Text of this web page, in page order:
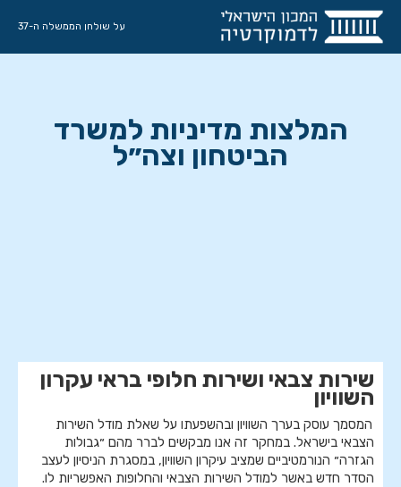
על שולחן הממשלה ה-37
המלצות מדיניות למשרד
הביטחון וצה״ל
שירות צבאי ושירות חלופי בראי עקרון
השוויון
המסמך עוסק בערך השוויון ובהשפעתו על שאלת מודל השירות
הצבאי בישראל. במחקר זה אנו מבקשים לברר מהם ״גבולות
הגזרה״ הנורמטיביים שמציב עיקרון השוויון, במסגרת הניסיון לעצב
הסדר חדש באשר למודל השירות הצבאי והחלופות האפשריות לו.